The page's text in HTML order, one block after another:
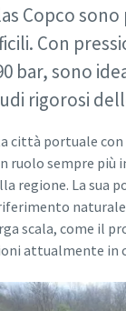
Copco
Con
bar, sono
rigorosi
città portuale con
ruolo sempre più
regione. La sua
scala, come il
attualmente in